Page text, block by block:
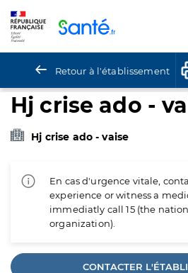
Retour à l'établissement
Hj crise ado -
Hj crise ado - vaise
En cas d'urgence vitale,
experience or witness a
immediatly call 15 (the
organization).
CONTACTER